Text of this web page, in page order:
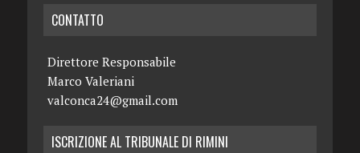
CONTATTO
Direttore Responsabile
Marco Valeriani
valconca24@gmail.com
ISCRIZIONE AL TRIBUNALE DI RIMINI